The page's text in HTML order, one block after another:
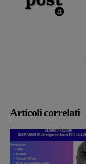
Articoli correlati